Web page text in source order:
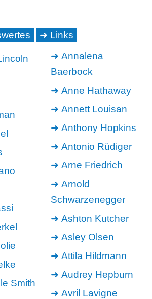
Links
Smith
Annalena
Baerbock
Anne Hathaway
Annett Louisan
Anthony Hopkins
Antonio Rüdiger
Arne Friedrich
Arnold
Schwarzenegger
Ashton Kutcher
Asley Olsen
Attila Hildmann
Audrey Hepburn
Avril Lavigne